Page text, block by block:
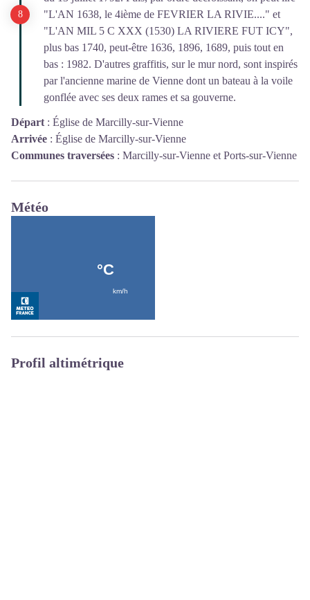
"L'AN 1638, le 4ième de FEVRIER LA RIVIE...." et
"L'AN MIL 5 C XXX (1530) LA RIVIERE FUT ICY",
plus bas 1740, peut-être 1636, 1896, 1689, puis tout en
bas : 1982. D'autres graffitis, sur le mur nord, sont inspirés
par l'ancienne marine de Vienne dont un bateau à la voile
gonflée avec ses deux rames et sa gouverne.
Départ : Église de Marcilly-sur-Vienne
Arrivée : Église de Marcilly-sur-Vienne
Communes traversées : Marcilly-sur-Vienne et Ports-sur-Vienne
Météo
Profil altimétrique